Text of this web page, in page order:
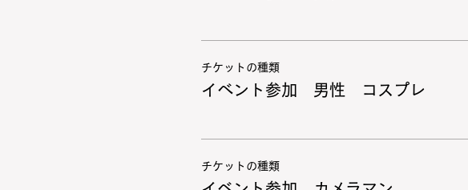
チケットの種類
イベント参加 男性 コスプレ
チケットの種類